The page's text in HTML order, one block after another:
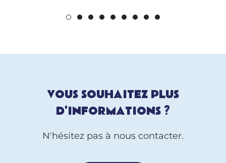
VOUS SOUHAITEZ PLUS
D'INFORMATIONS ?
N'hésitez pas à nous contacter.